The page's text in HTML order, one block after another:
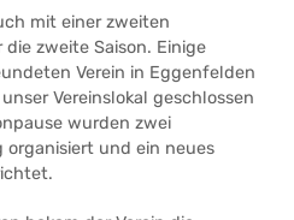
mit einer zweiten
zweite Saison. Einige
Verein in Eggenfelden
Vereinslokal geschlossen
wurden zwei
und ein neues